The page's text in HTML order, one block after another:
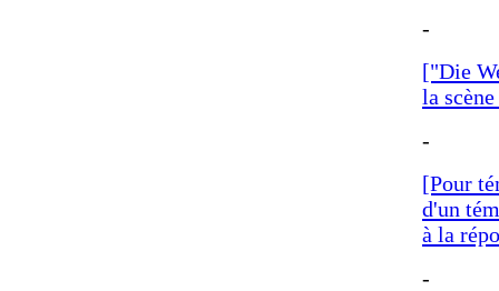
-
["Die
la
-
[Pour
d'un
à la
-